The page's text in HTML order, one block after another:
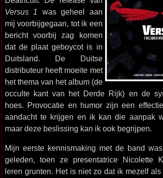
Versus 1
was geheel aan
mij voorbijgegaan, tot ik een
bericht voorbij zag komen
dat de plaat geboycot is in
Duitsland. De Duitse
distributeur heeft moeite met
het thema van het album (de
occulte kant van het Derde Rijk) en de
hoes. Provocatie en humor zijn een
aandacht te krijgen en ik kan die aanpak
maar deze beslissing kan ik ook begrijpen.
Mijn eerste kennismaking met de band
geleden, toen ze presentatrice Nicolette
leren grunten. Het is niet zo dat ik mezelf